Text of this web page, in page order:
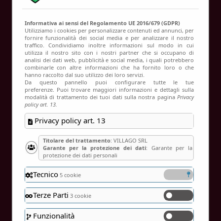
Verifica disponibilità
Home Verifica disponibilità
Informativa ai sensi del Regolamento UE 2016/679 (GDPR)
Utilizziamo i cookies per personalizzare contenuti ed annunci, per
fornire funzionalità dei social media e per analizzare il nostro
traffico. Condividiamo inoltre informazioni sul modo in cui
utilizza il nostro sito con i nostri partner che si occupano di
analisi dei dati web, pubblicità e social media, i quali potrebbero
combinarle con altre informazioni che ha fornito loro o che
hanno raccolto dal suo utilizzo dei loro servizi.
Da questo pannello puoi configurare tutte le tue
preferenze. Puoi trovare maggiori informazioni e dettagli sulla
modalità di trattamento dei tuoi dati sulla nostra paginaPrivacy
policy art. 13.
Privacy policy art. 13
Titolare del trattamento: VILLAGO SRL
Garante per la protezione dei dati: Garante per la
protezione dei dati personali
Tecnico5 cookie
Terze Parti 3 cookie
Funzionalità